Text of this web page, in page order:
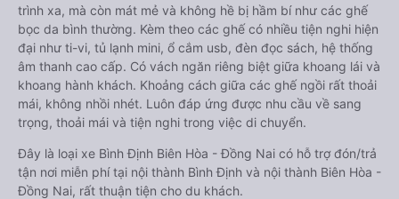
trình xa, mà còn mát mẻ và không hề bị hầm bí như các ghế
bọc da bình thường. Kèm theo các ghế có nhiều tiện nghi hiện
đại như ti-vi, tủ lạnh mini, ổ cắm usb, đèn đọc sách, hệ thống
âm thanh cao cấp. Có vách ngăn riêng biệt giữa khoang lái và
khoang hành khách. Khoảng cách giữa các ghế ngồi rất thoải
mái, không nhồi nhét. Luôn đáp ứng được nhu cầu về sang
trọng, thoải mái và tiện nghi trong việc di chuyển.
Đây là loại xe Bình Định Biên Hòa - Đồng Nai có hỗ trợ đón/trả
tận nơi miễn phí tại nội thành Bình Định và nội thành Biên Hòa -
Đồng Nai, rất thuận tiện cho du khách.